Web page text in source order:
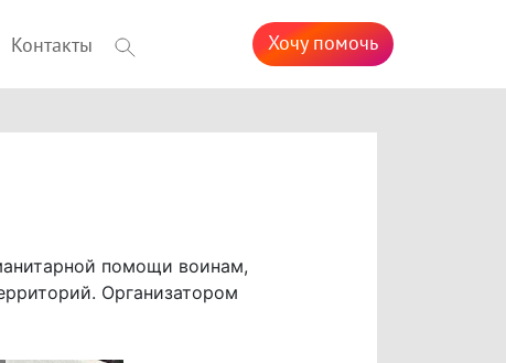
Контакты Хочу помочь
помощи воинам,
Организатором